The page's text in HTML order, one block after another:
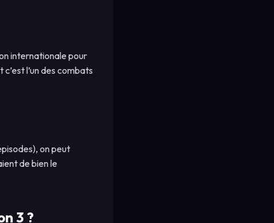
internationale pour
l’un des combats
on peut
de bien le
3 ?